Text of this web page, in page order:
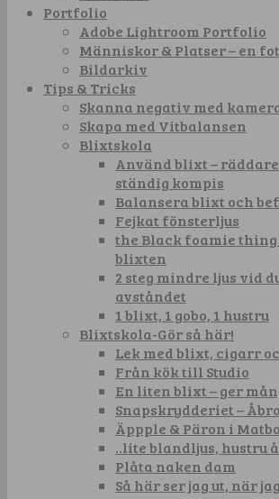
Portfolio
Adobe Lightroom Portfolio
Människor & Platser – en
Bildarkiv
Tips & Tricks
Skanna negativ med
Skapa med Vitbalansen
Blixtskola
Använd blixt –
ständig kompis
Balansera blixt och
Fejkat fönsterljus
the Black foamie thing
blixten
2 steg mindre ljus vid
avståndet
1 blixt, 1 gobo, 1 hustru
Blixtskola-Gör så här!
Lek med blixt, cigarr
Från kök till Studio
En liten blixt – ger
Snapskrydderiet –
Äppple & Päron i
..lite blandljus, hustru
Plåta naken dam
Så här ser jag ut, när